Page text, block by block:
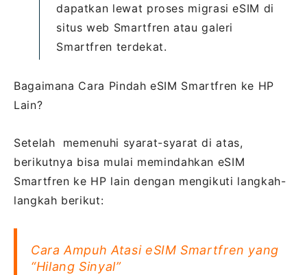
dapatkan lewat proses migrasi eSIM di
situs web Smartfren atau galeri
Smartfren terdekat.
Bagaimana Cara Pindah eSIM Smartfren ke HP
Lain?
Setelah memenuhi syarat-syarat di atas,
berikutnya bisa mulai memindahkan eSIM
Smartfren ke HP lain dengan mengikuti langkah-
langkah berikut:
Cara Ampuh Atasi eSIM Smartfren yang
“Hilang Sinyal”